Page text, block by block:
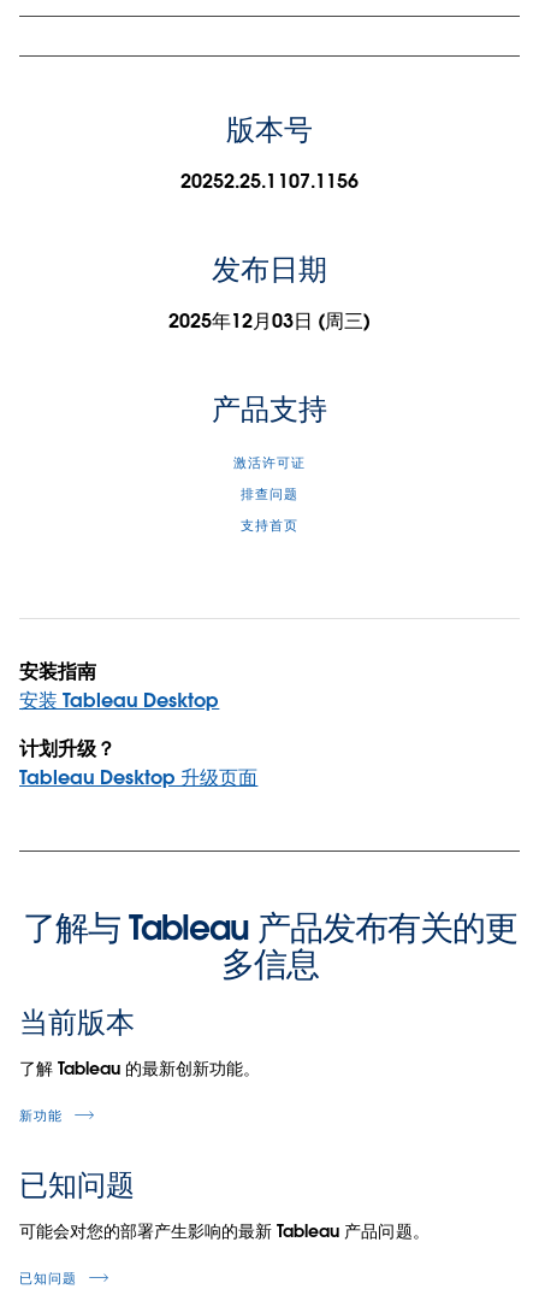
版本号
20252.25.1107.1156
发布日期
2025年12月03日 (周三)
产品支持
激活许可证
排查问题
支持首页
安装指南
安装 Tableau Desktop
计划升级？
Tableau Desktop 升级页面
了解与 Tableau 产品发布有关的更
多信息
当前版本
了解 Tableau 的最新创新功能。
新功能
已知问题
可能会对您的部署产生影响的最新 Tableau 产品问题。
已知问题